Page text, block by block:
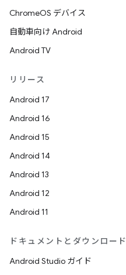
ChromeOS デバイス
自動車向け Android
Android TV
リリース
Android 17
Android 16
Android 15
Android 14
Android 13
Android 12
Android 11
ドキュメントとダウンロード
Android Studio ガイド